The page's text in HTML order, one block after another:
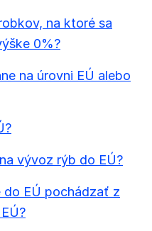
na ktoré sa
0%?
na úrovni EÚ alebo
vývoz rýb do EÚ?
do EÚ pochádzať z